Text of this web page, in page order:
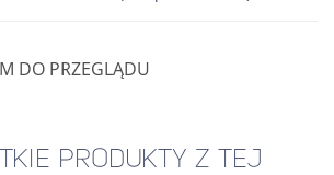
DO PRZEGLĄDU
PRODUKTY Z TEJ